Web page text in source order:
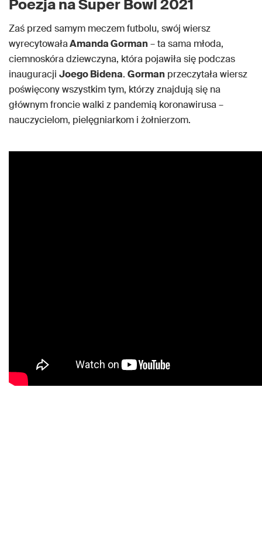
Poezja na Super Bowl 2021
Zaś przed samym meczem futbolu, swój wiersz
wyrecytowałaAmanda Gorman– ta sama młoda,
ciemnoskóra dziewczyna, która pojawiła się podczas
inauguracji Joego Bidena. Gorman przeczytała wiersz
poświęcony wszystkim tym, którzy znajdują się na
głównym froncie walki z pandemią koronawirusa –
nauczycielom, pielęgniarkom i żołnierzom.